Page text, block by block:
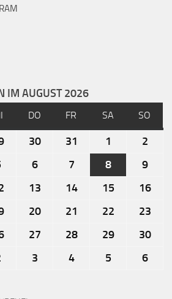
IM AUGUST 2026
DO FR SA SO
30 31 1
2
6 7 8
9
13 14 15
16
20 21 22
23
27 28 29
30
3 4 5 6